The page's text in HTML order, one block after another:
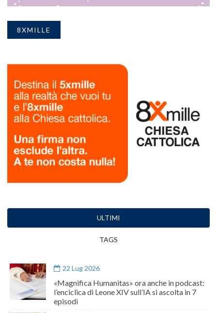
8XMILLE
ULTIMI
TAGS
22 Lug 2026
«Magnifica Humanitas» ora anche in podcast:
l’enciclica di Leone XIV sull’IA si ascolta in 7
episodi